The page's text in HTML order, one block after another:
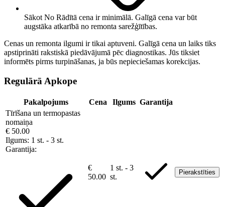
Sākot No Rādītā cena ir minimālā. Galīgā cena var būt
augstāka atkarībā no remonta sarežģītības.
Cenas un remonta ilgumi ir tikai aptuveni. Galīgā cena un laiks tiks
apstiprināti rakstiskā piedāvājumā pēc diagnostikas. Jūs tiksiet
informēts pirms turpināšanas, ja būs nepieciešamas korekcijas.
Regulārā Apkope
Pakalpojums Cena Ilgums Garantija
Tīrīšana un termopastas
nomaiņa
€ 50.00
Ilgums: 1 st. - 3 st.
Garantija:
€
50.00
1 st. - 3
st.
Pierakstīties